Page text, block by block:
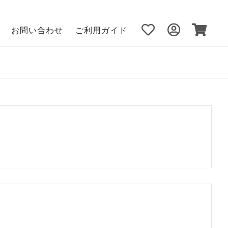
お問い合わせ ご利用ガイド